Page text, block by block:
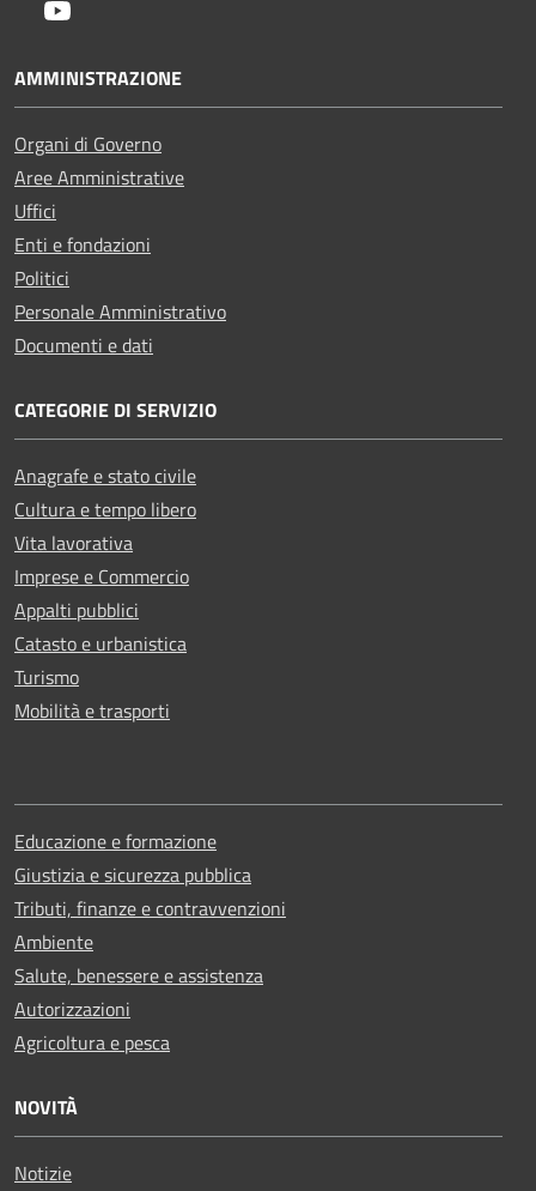
AMMINISTRAZIONE
Organi di Governo
Aree Amministrative
Uffici
Enti e fondazioni
Politici
Personale Amministrativo
Documenti e dati
CATEGORIE DI SERVIZIO
Anagrafe e stato civile
Cultura e tempo libero
Vita lavorativa
Imprese e Commercio
Appalti pubblici
Catasto e urbanistica
Turismo
Mobilità e trasporti
Educazione e formazione
Giustizia e sicurezza pubblica
Tributi, finanze e contravvenzioni
Ambiente
Salute, benessere e assistenza
Autorizzazioni
Agricoltura e pesca
NOVITÀ
Notizie